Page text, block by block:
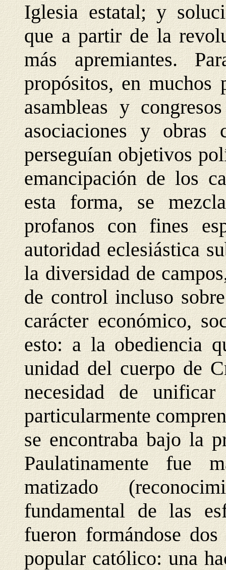
Iglesia estatal; y
que a partir de la
más apremiantes.
propósitos, en muchos
asambleas y
asociaciones y obras
perseguían objetivos
emancipación de los
esta forma, se
profanos con fines
autoridad eclesiástica
la diversidad de
de control incluso
carácter económico,
esto: a la obediencia
unidad del cuerpo de
necesidad de
particularmente
se encontraba bajo la
Paulatinamente fue
matizado
fundamental de las
fueron formándose
popular católico: una